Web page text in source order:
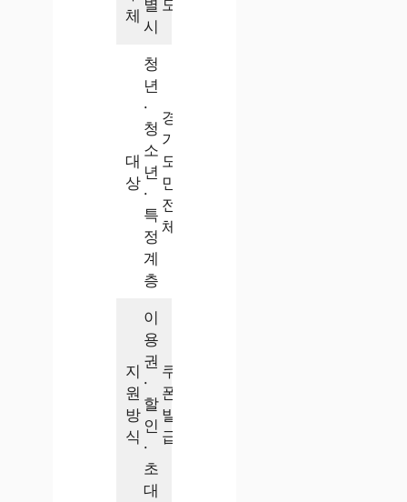
체
별
시
도
대
상
청
년
·
청
소
년
·
특
정
계
층
경
기
도
민
전
체
지
원
방
식
이
용
권
·
할
인
·
초
대
쿠
폰
발
급